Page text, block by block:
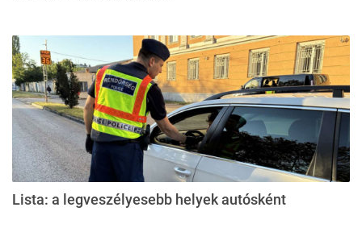
Lista: a legveszélyesebb helyek autósként